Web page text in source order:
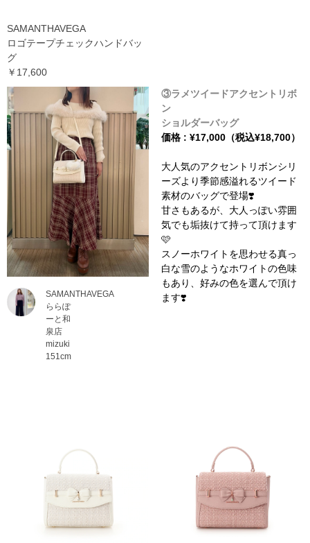
SAMANTHAVEGA
ロゴテープチェックハンドバッ
グ
￥17,600
SAMANTHAVEGA
ららぽ
ーと和
泉店
mizuki
151cm
③ラメツイードアクセントリボ
ン
ショルダーバッグ
価格 : ¥17,000（税込¥18,700）
大人気のアクセントリボンシリ
ーズより季節感溢れるツイード
素材のバッグで登場❣️
甘さもあるが、大人っぽい雰囲
気でも垢抜けて持って頂けます
🩷
スノーホワイトを思わせる真っ
白な雪のようなホワイトの色味
もあり、好みの色を選んで頂け
ます❣️